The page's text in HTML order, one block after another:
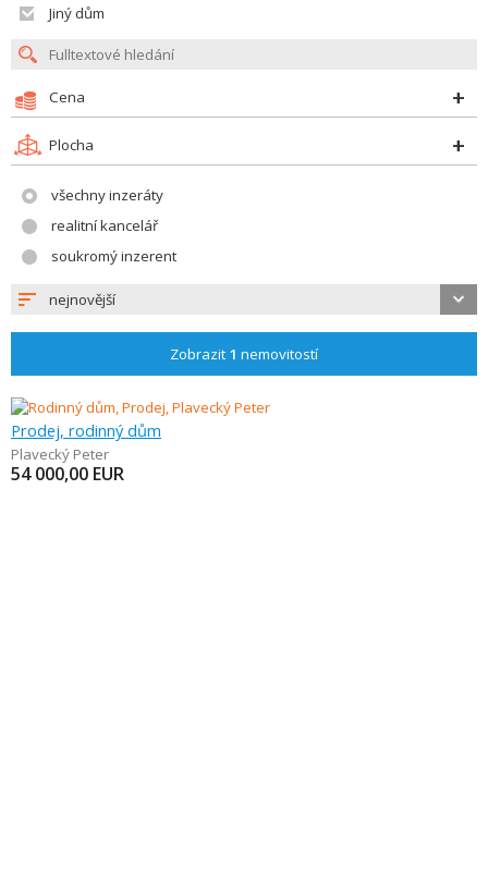
Jiný dům
Cena
Plocha
všechny inzeráty
realitní kancelář
soukromý inzerent
nejnovější
Zobrazit 1 nemovitostí
Prodej, rodinný dům
Plavecký Peter
54 000,00 EUR